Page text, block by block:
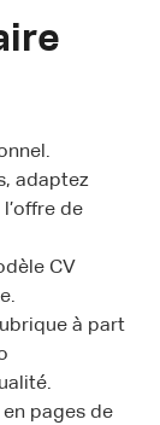
adaptez
de
CV
à part
pages de